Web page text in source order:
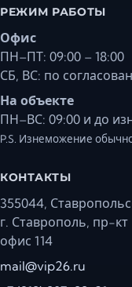
РЕЖИМ РАБОТЫ
Офис
ПН–ПТ: 09:00 – 18:00
СБ, ВС: по
На объекте
ПН–ВС: 09:00 и до
P.S. Изнеможение
КОНТАКТЫ
355044,
г. Ставрополь, пр-
офис 114
mail@vip26.ru